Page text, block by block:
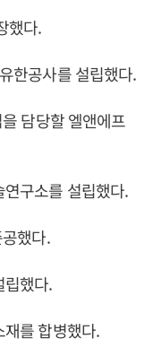
했다.
한공사를 설립했다.
담당할 엘앤에프
구소를 설립했다.
했다.
했다.
를 합병했다.